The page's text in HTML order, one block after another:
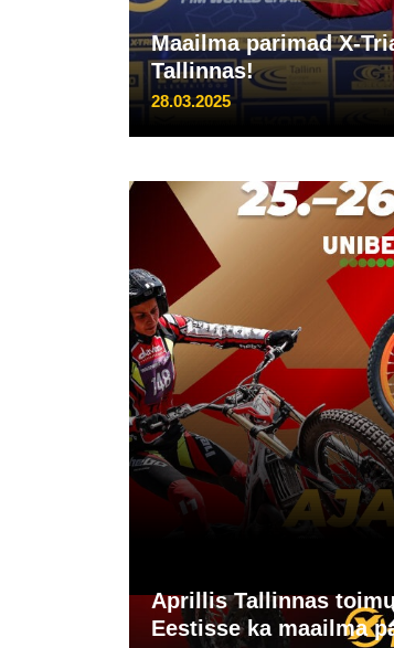
Maailma parimad X-
Tallinnas!
28.03.2025
Aprillis Tallinnas
Eestisse ka maailma